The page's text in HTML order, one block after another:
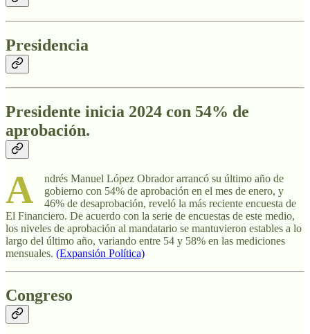
Presidencia
Presidente inicia 2024 con 54% de
aprobación.
A
ndrés Manuel López Obrador arrancó su último año de
gobierno con 54% de aprobación en el mes de enero, y
46% de desaprobación, reveló la más reciente encuesta de
El Financiero. De acuerdo con la serie de encuestas de este medio,
los niveles de aprobación al mandatario se mantuvieron estables a lo
largo del último año, variando entre 54 y 58% en las mediciones
mensuales. (Expansión Política)
Congreso